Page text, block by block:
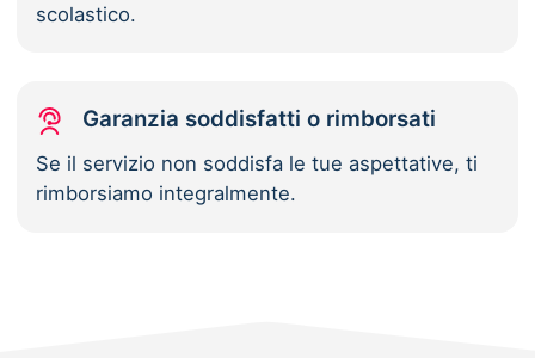
scolastico.
Garanzia soddisfatti o rimborsati
Se il servizio non soddisfa le tue aspettative, ti
rimborsiamo integralmente.